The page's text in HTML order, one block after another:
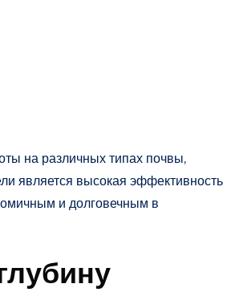
на различных типах почвы,
является высокая эффективность
и долговечным в